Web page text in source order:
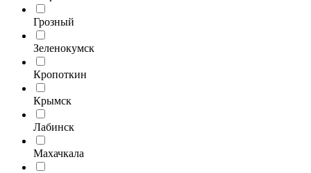
Грозный
Зеленокумск
Кропоткин
Крымск
Лабинск
Махачкала